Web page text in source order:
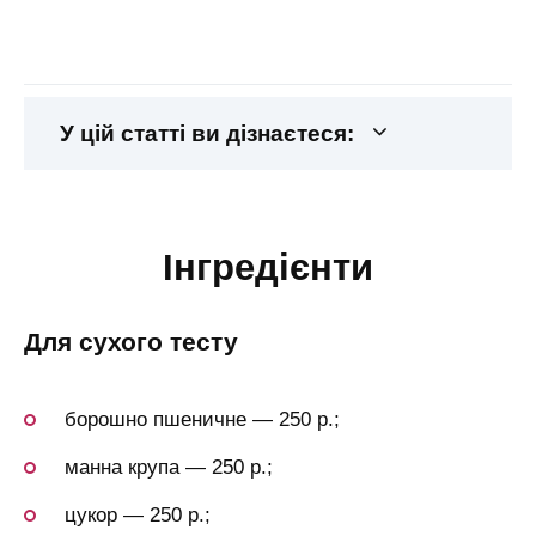
У цій статті ви дізнаєтеся:
інгредієнти
для сухого тесту
борошно пшеничне — 250 р.;
манна крупа — 250 р.;
цукор — 250 р.;